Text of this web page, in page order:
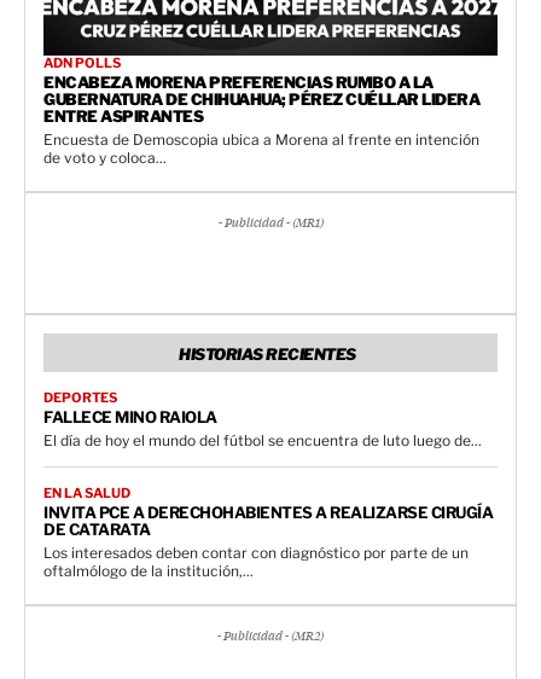
ADN POLLS
ENCABEZA MORENA PREFERENCIAS RUMBO A LA
GUBERNATURA DE CHIHUAHUA; PÉREZ CUÉLLAR LIDERA
ENTRE ASPIRANTES
Encuesta de Demoscopia ubica a Morena al frente en intención
de voto y coloca...
- Publicidad - (MR1)
HISTORIAS RECIENTES
DEPORTES
FALLECE MINO RAIOLA
El día de hoy el mundo del fútbol se encuentra de luto luego de...
EN LA SALUD
INVITA PCE A DERECHOHABIENTES A REALIZARSE CIRUGÍA
DE CATARATA
Los interesados deben contar con diagnóstico por parte de un
oftalmólogo de la institución,...
- Publicidad - (MR2)